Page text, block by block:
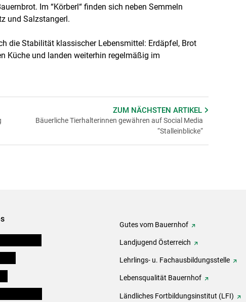
Im “Körberl“ finden sich neben Semmeln
und Salzstangerl.
die Stabilität klassischer Lebensmittel: Erdäpfel, Brot
Küche und landen weiterhin regelmäßig im
ZUM NÄCHSTENARTIKEL
Bäuerliche Tierhalterinnen gewähren auf Social Media
“Stalleinblicke“
Gutes vom Bauernhof
Landjugend Österreich
Lehrlings- u. Fachausbildungsstelle
Lebensqualität Bauernhof
Ländliches Fortbildungsinstitut (LFI)